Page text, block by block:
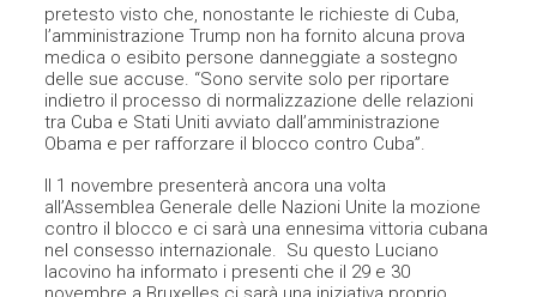
pretesto visto che, nonostante le richieste di Cuba,
l’amministrazione Trump non ha fornito alcuna prova
medica o esibito persone danneggiate a sostegno
delle sue accuse. “Sono servite solo per riportare
indietro il processo di normalizzazione delle relazioni
tra Cuba e Stati Uniti avviato dall’amministrazione
Obama e per rafforzare il blocco contro Cuba”.
Il 1 novembre presenterà ancora una volta
all’Assemblea Generale delle Nazioni Unite la mozione
contro il blocco e ci sarà una ennesima vittoria cubana
nel consesso internazionale. Su questo Luciano
Iacovino ha informato i presenti che il 29 e 30